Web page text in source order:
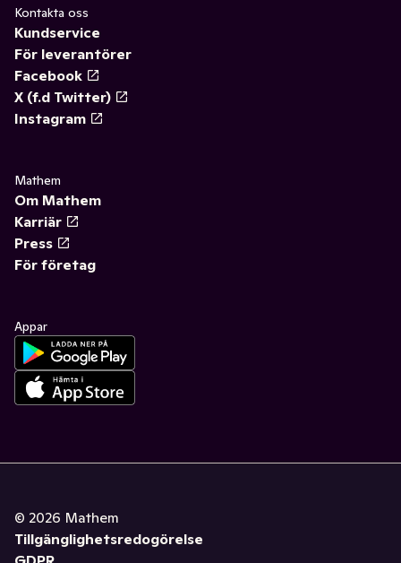
Kontakta oss
Kundservice
För leverantörer
Facebook
X (f.d Twitter)
Instagram
Mathem
Om Mathem
Karriär
Press
För företag
Appar
© 2026 Mathem
Tillgänglighetsredogörelse